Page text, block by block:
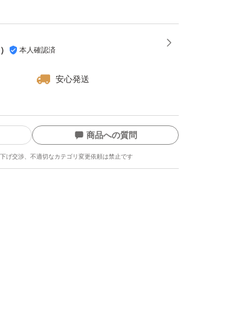
） 本人確認済
安心発送
商品への質問
げ交渉、不適切なカテゴリ変更依頼は禁止です